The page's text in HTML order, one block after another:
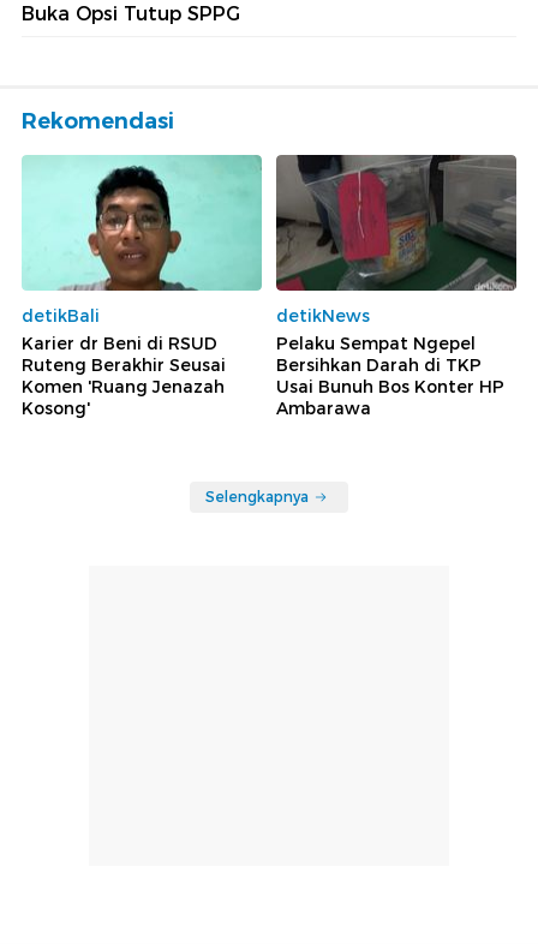
Buka Opsi Tutup SPPG
Rekomendasi
detikBali
Karier dr Beni di RSUD
Ruteng Berakhir Seusai
Komen 'Ruang Jenazah
Kosong'
detikNews
Pelaku Sempat Ngepel
Bersihkan Darah di TKP
Usai Bunuh Bos Konter HP
Ambarawa
Selengkapnya